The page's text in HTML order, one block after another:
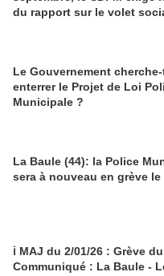
du rapport sur le volet
Le Gouvernement
enterrer le Projet de Loi
Municipale ?
La Baule (44): la Police
sera à nouveau en grève le
ℹ️ MAJ du 2/01/26 : Grève
Communiqué : La Baule -